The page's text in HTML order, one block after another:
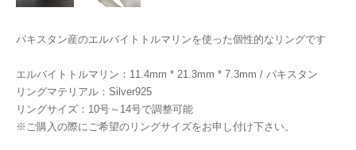
パキスタン産のエルバイトトルマリンを使った個性的なリングです
エルバイトトルマリン：11.4mm * 21.3mm * 7.3mm / パキスタン
リングマテリアル：Silver925
リングサイズ：10号～14号で調整可能
※ご購入の際にご希望のリングサイズをお申し付け下さい。